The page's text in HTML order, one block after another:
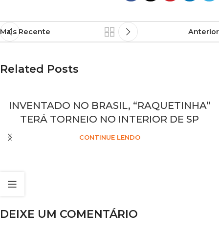
Mais Recente Anterior
Related Posts
INVENTADO NO BRASIL, “RAQUETINHA”
TERÁ TORNEIO NO INTERIOR DE SP
CONTINUE LENDO
DEIXE UM COMENTÁRIO